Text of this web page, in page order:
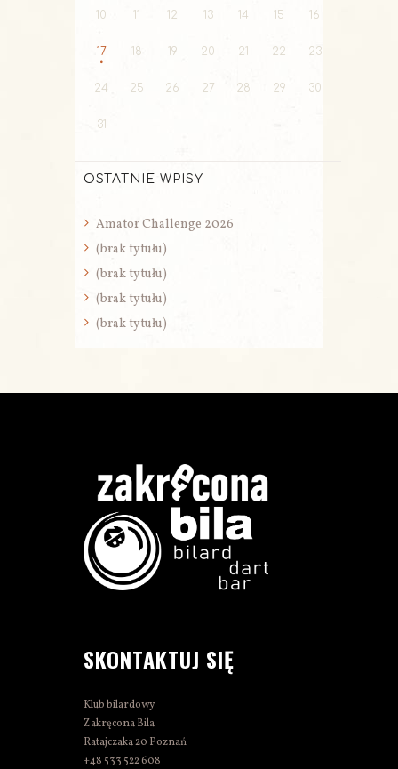
10 11 12 13 14 15 16
17 18 19 20 21 22 23
24 25 26 27 28 29 30
31
OSTATNIE WPISY
Amator Challenge 2026
(brak tytułu)
(brak tytułu)
(brak tytułu)
(brak tytułu)
SKONTAKTUJ SIĘ
Klub bilardowy
Zakręcona Bila
Ratajczaka 20 Poznań
+48 533 522 608